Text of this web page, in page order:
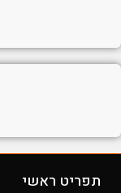
תפריט ראשי